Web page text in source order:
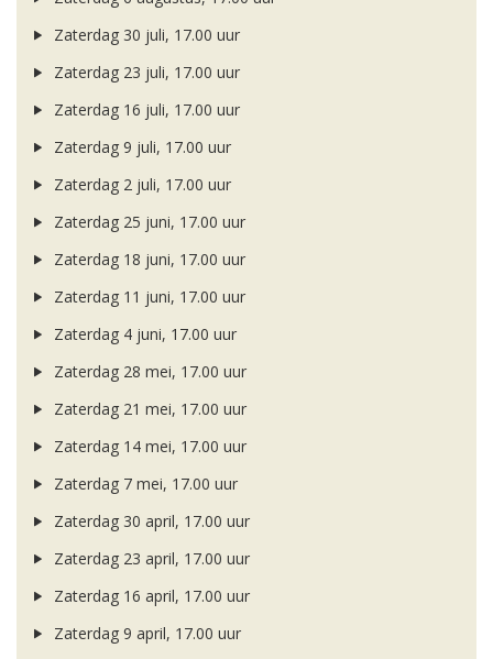
Zaterdag 30 juli, 17.00 uur
Zaterdag 23 juli, 17.00 uur
Zaterdag 16 juli, 17.00 uur
Zaterdag 9 juli, 17.00 uur
Zaterdag 2 juli, 17.00 uur
Zaterdag 25 juni, 17.00 uur
Zaterdag 18 juni, 17.00 uur
Zaterdag 11 juni, 17.00 uur
Zaterdag 4 juni, 17.00 uur
Zaterdag 28 mei, 17.00 uur
Zaterdag 21 mei, 17.00 uur
Zaterdag 14 mei, 17.00 uur
Zaterdag 7 mei, 17.00 uur
Zaterdag 30 april, 17.00 uur
Zaterdag 23 april, 17.00 uur
Zaterdag 16 april, 17.00 uur
Zaterdag 9 april, 17.00 uur